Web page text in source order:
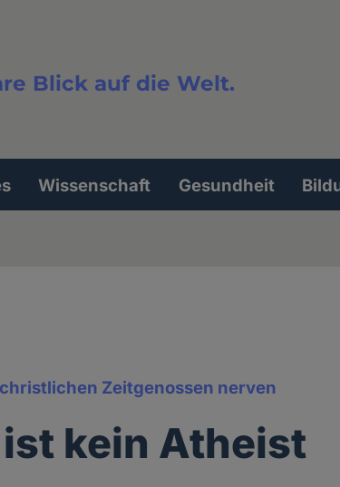
Blick auf die Welt.
Wissenschaft Gesundheit
Zeitgenossen nerven
kein Atheist